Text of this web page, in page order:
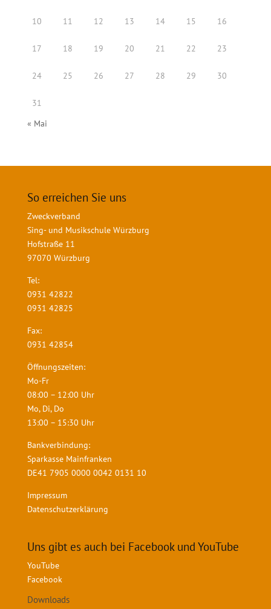
10 11 12 13 14 15 16
17 18 19 20 21 22 23
24 25 26 27 28 29 30
31
« Mai
So erreichen Sie uns
Zweckverband
Sing- und Musikschule Würzburg
Hofstraße 11
97070 Würzburg
Tel:
0931 42822
0931 42825
Fax:
0931 42854
Öffnungszeiten:
Mo-Fr
08:00 – 12:00 Uhr
Mo, Di, Do
13:00 – 15:30 Uhr
Bankverbindung:
Sparkasse Mainfranken
DE41 7905 0000 0042 0131 10
Impressum
Datenschutzerklärung
Uns gibt es auch bei Facebook und YouTube
YouTube
Facebook
Downloads